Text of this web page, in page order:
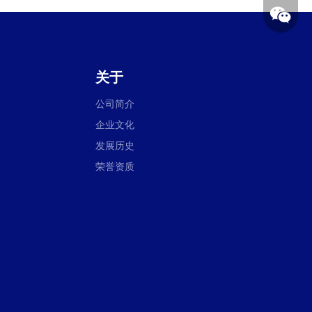
关于
公司简介
企业文化
发展历史
荣誉资质